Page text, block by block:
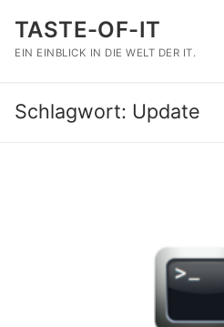
Inhalt
springen
TASTE-OF-IT
EIN EINBLICK IN DIE WELT DER IT.
Schlagwort: Update